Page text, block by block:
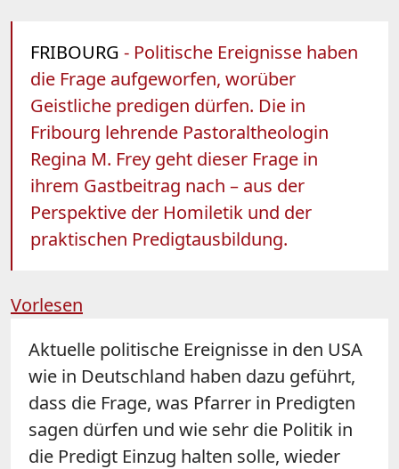
FRIBOURG - Politische Ereignisse haben
die Frage aufgeworfen, worüber
Geistliche predigen dürfen. Die in
Fribourg lehrende Pastoraltheologin
Regina M. Frey geht dieser Frage in
ihrem Gastbeitrag nach – aus der
Perspektive der Homiletik und der
praktischen Predigtausbildung.
Vorlesen
Aktuelle politische Ereignisse in den USA
wie in Deutschland haben dazu geführt,
dass die Frage, was Pfarrer in Predigten
sagen dürfen und wie sehr die Politik in
die Predigt Einzug halten solle, wieder